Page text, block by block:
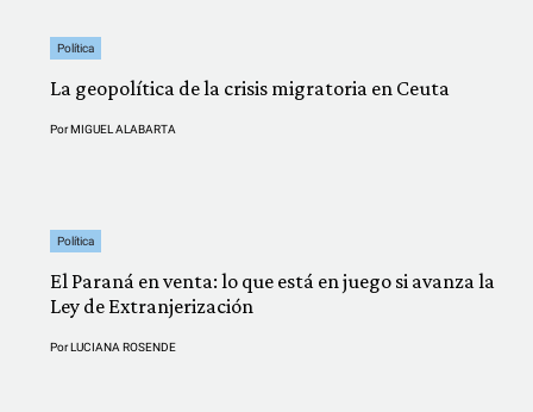
Política
La geopolítica de la crisis migratoria en Ceuta
PorMIGUEL ALABARTA
Política
El Paraná en venta: lo que está en juego si avanza la
Ley de Extranjerización
PorLUCIANA ROSENDE